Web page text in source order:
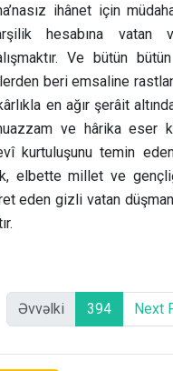
ihânet için
hesabına
Ve bütün
beri emsaline
en ağır şerâit
ve hârika eser
kurtuluşunu temin
elbette millet ve
eden gizli vatan
Əvvəlki 394 Next